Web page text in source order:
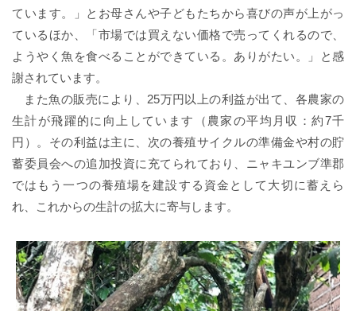
ています。」とお母さんや子どもたちから喜びの声が上がっ
ているほか、「市場では買えない価格で売ってくれるので、
ようやく魚を食べることができている。ありがたい。」と感
謝されています。
また魚の販売により、25万円以上の利益が出て、各農家の
生計が飛躍的に向上しています（農家の平均月収：約7千
円）。その利益は主に、次の養殖サイクルの準備金や村の貯
蓄委員会への追加投資に充てられており、ニャキユンブ準郡
ではもう一つの養殖場を建設する資金として大切に蓄えら
れ、これからの生計の拡大に寄与します。